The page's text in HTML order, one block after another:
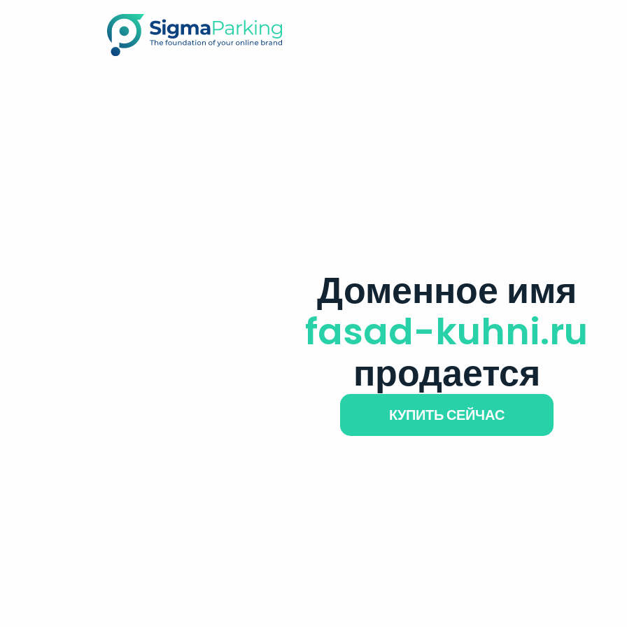
Доменное имя
fasad-kuhni.ru
продается
КУПИТЬ СЕЙЧАС